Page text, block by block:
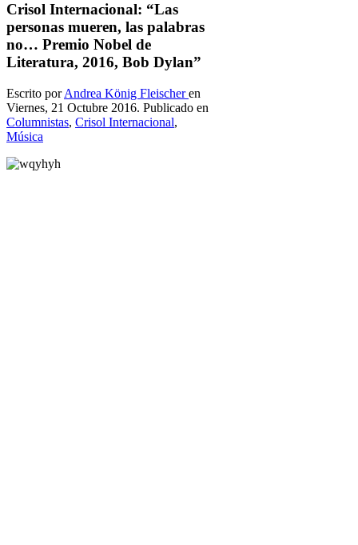
Crisol Internacional: “Las
personas mueren, las palabras
no… Premio Nobel de
Literatura, 2016, Bob Dylan”
Escrito porAndrea König Fleischeren
Viernes, 21 Octubre 2016. Publicado en
Columnistas, Crisol Internacional,
Música